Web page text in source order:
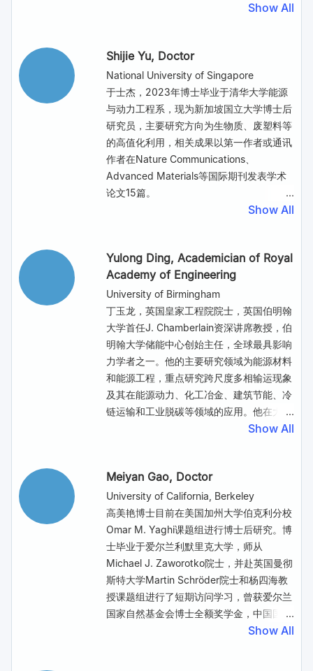
选科睿唯安全球高引科学家榜单。
Sustainability, Nature Communications,
研究方向是废弃资源的回收利用、新型功能
材料的制备以及环境污染物治理等。
Google Scholar引用600余次。研究成果被
C&EN, Phys.org, Scientific American等报
道。担任Science Bulletin,Nanoscale等国
产知名期刊独立审稿人。
Abstract:
Soil contamination is a global
environmental issue that is exacerbated
by rapidly increasing anthropogenic
in soil include toxic heavy metals, and
persistent organic pollutants. These soil
contaminations pose severe risks to
humans and the ecosystem by
damaging the water quality and food
chain, and reducing land usability for
agriculture, which requires urgent and
efficient remediation practices.
Traditional physical and chemical
processes for soil remediation suffer
from long treatment time and usually
properties of the pollutants. Here, we
report an ultrahigh-temperature
electrothermal remediation process for
the rapid removal of multiple pollutants
in soil. The temperature of the
contaminated soil with conductive
carbon additives rapidly ramps up to
>1000 °C within seconds by pulsed
direct current inputs. The high
temperature enables the evaporative
Show All
Shijie Yu, Doctor
National University of Singapore
于士杰，2023年博士毕业于清华大学能源
与动力工程系，现为新加坡国立大学博士后
研究员，主要研究方向为生物质、废塑料等
的高值化利用，相关成果以第一作者或通讯
作者在Nature Communications、
Advanced Materials等国际期刊发表学术
论文15篇。
absorbing carbon dioxide from the
atmosphere and converting it into its
own carbon element. Hydrothermal
conversion can convert biomass into
carbon materials, bio-oils, and
combustible gases. However, the
temperature and pressure of the
hydrothermal process occurring in a
batch reactor are typically coupled. In
this study, we develop a decoupled
temperature and pressure hydrothermal
The independent effects of temperature
and pressure on the biomass under
decoupled conditions were explored.
The promotive effect of pressure on
biomass model compounds was
discovered, and the mechanism by
which high-pressure water under
decoupled conditions broke the
hydrogen bond network and activated
the C–H bond was revealed. By
Show All
Yulong Ding, Academician of Royal
Academy of Engineering
University of Birmingham
丁玉龙，英国皇家工程院院士，英国伯明翰
大学首任J. Chamberlain资深讲席教授，伯
明翰大学储能中心创始主任，全球最具影响
力学者之一。他的主要研究领域为能源材料
和能源工程，重点研究跨尺度多相输运现象
及其在能源动力、化工冶金、建筑节能、冷
链运输和工业脱碳等领域的应用。他在大规
模电能和热能储存方面的研究已获得规模化
存储的复合相变材料和相关的大规模制造技
术，并得到大规模的商业应用。他在被动冷
却集装箱技术方面的工作已经在冷链应用大
规模商业示范运行。他被选为英国皇家工程
院院士（2020年）;并获得IChemE 清洁能
源奖章（2021 年）、IChemE 能源、研究
项目和杰出成就三个类别的奖（2019）、
杰出储能个人奖2018）、能源与环境奖和
技术与创新大奖（2011年），和洪堡研究奖
Show All
Meiyan Gao, Doctor
University of California, Berkeley
高美艳博士目前在美国加州大学伯克利分校
Omar M. Yaghi课题组进行博士后研究。博
士毕业于爱尔兰利默里克大学，师从
Michael J. Zaworotko院士，并赴英国曼彻
斯特大学Martin Schröder院士和杨四海教
授课题组进行了短期访问学习，曾获爱尔兰
国家自然基金会博士全额奖学金，中国国家
优秀自费留学生奖学金(2022)和2024碳未
Show All